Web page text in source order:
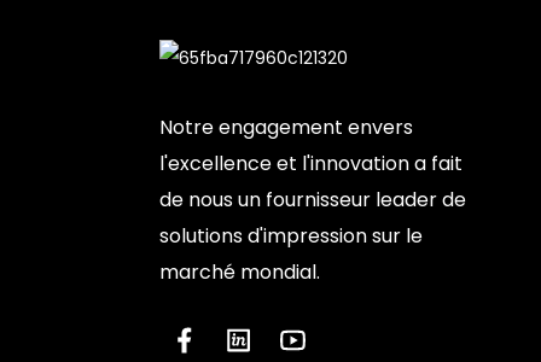
Notre engagement envers
l'excellence et l'innovation a fait
de nous un fournisseur leader de
solutions d'impression sur le
marché mondial.